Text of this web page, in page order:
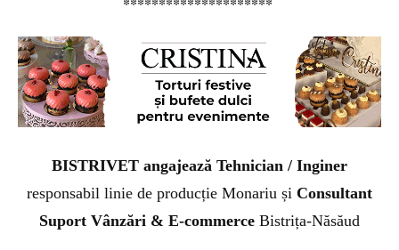
BISTRIVET angajează Tehnician / Inginer
responsabil linie de producție Monariu și Consultant
Suport Vânzări & E-commerce Bistrița-Năsăud